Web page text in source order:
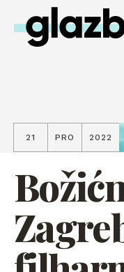
21 PRO 2022